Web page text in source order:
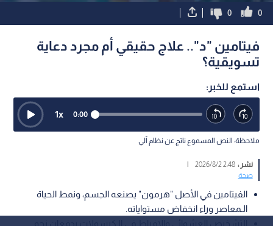
0
0
فيتامين "د".. علاج حقيقي أم مجرد دعاية
تسويقية؟
استمع للخبر:
0:00
1x
ملاحظة: النص المسموع ناتج عن نظام آلي
نشر :2:48 2026/8/2
صحة
الفيتامين في الأصل "هرمون" يصنعه الجسم، ونمط الحياة
الـمعاصر وراء انخفاض مستواياته.